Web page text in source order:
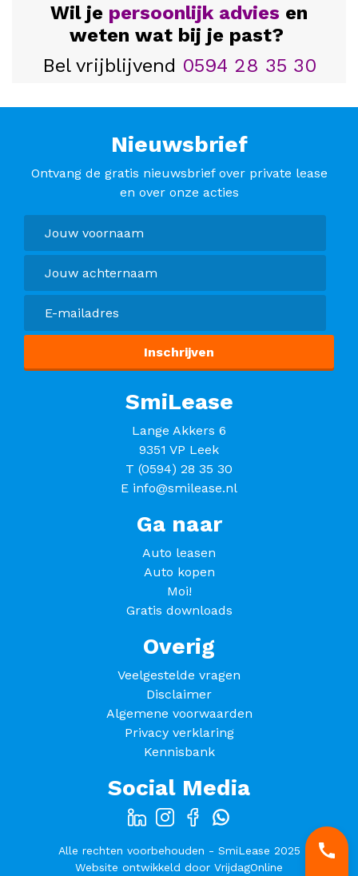
Wil je persoonlijk advies en
weten wat bij je past?
Bel vrijblijvend 0594 28 35 30
Nieuwsbrief
Ontvang de gratis nieuwsbrief over private lease
en over onze acties
SmiLease
Lange Akkers 6
9351 VP Leek
T (0594) 28 35 30
E info@smilease.nl
Ga naar
Auto leasen
Auto kopen
Moi!
Gratis downloads
Overig
Veelgestelde vragen
Disclaimer
Algemene voorwaarden
Privacy verklaring
Kennisbank
Social Media
Alle rechten voorbehouden - SmiLease 2025
Website ontwikkeld door VrijdagOnline